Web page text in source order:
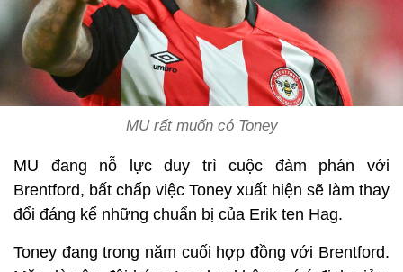
MU rất muốn có Toney
MU đang nỗ lực duy trì cuộc đàm phán với
Brentford, bất chấp việc Toney xuất hiện sẽ làm thay
đổi đáng kể những chuẩn bị của Erik ten Hag.
Toney đang trong năm cuối hợp đồng với Brentford.